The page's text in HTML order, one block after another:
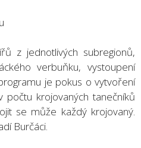
z jednotlivých subregionů,
verbuňku, vystoupení
je pokus o vytvoření
krojovaných tanečníků
se může každý krojovaný.
Burčáci.